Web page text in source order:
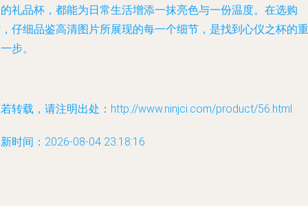
礼品杯，都能为日常生活增添一抹亮色与一份温度。在选购
仔细品鉴高清图片所展现的每一个细节，是找到心仪之杯的重
步。
转载，请注明出处：http://www.ninjci.com/product/56.html
时间：2026-08-04 23:18:16